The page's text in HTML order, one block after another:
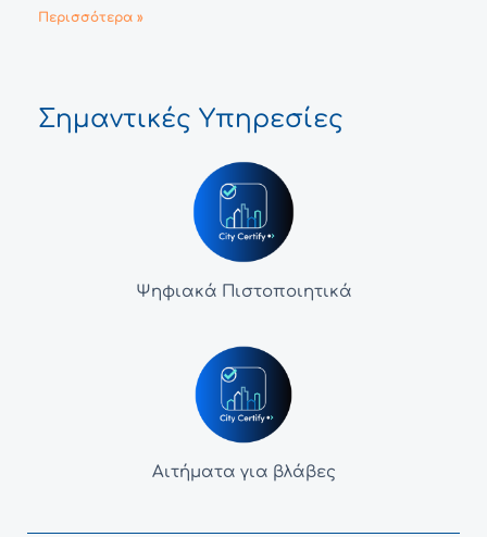
Περισσότερα »
Σημαντικές Υπηρεσίες
Ψηφιακά Πιστοποιητικά
Αιτήματα για βλάβες